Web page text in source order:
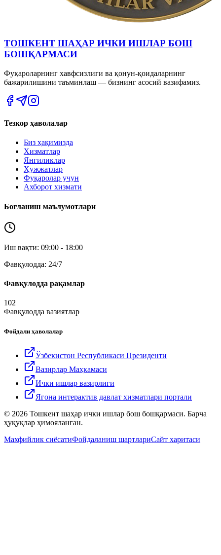
ТОШКЕНТ ШАҲАР ИЧКИ ИШЛАР БОШ
БОШҚАРМАСИ
Фуқароларнинг хавфсизлиги ва қонун-қоидаларнинг
бажарилишини таъминлаш — бизнинг асосий вазифамиз.
Тезкор ҳаволалар
Биз ҳақимизда
Хизматлар
Янгиликлар
Ҳужжатлар
Фуқаролар учун
Ахборот хизмати
Боғланиш маълумотлари
Иш вақти: 09:00 - 18:00
Фавқулодда: 24/7
Фавқулодда рақамлар
102
Фавқулодда вазиятлар
Фойдали ҳаволалар
Ўзбекистон Республикаси Президенти
Вазирлар Маҳкамаси
Ички ишлар вазирлиги
Ягона интерактив давлат хизматлари портали
© 2026 Тошкент шаҳар ички ишлар бош бошқармаси. Барча
ҳуқуқлар ҳимояланган.
Махфийлик сиёсатиФойдаланиш шартлариСайт харитаси